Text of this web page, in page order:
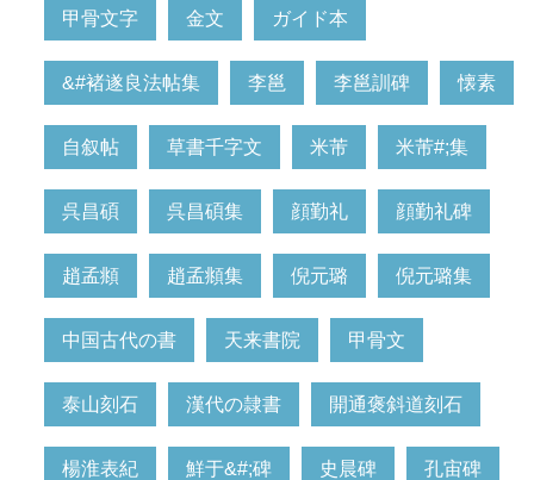
甲骨文字 金文 ガイド本
&#褚遂良法帖集 李邕 李邕訓碑 懐素
自叙帖 草書千字文 米芾 米芾#;集
呉昌碩 呉昌碩集 顔勤礼 顔勤礼碑
趙孟頫 趙孟頫集 倪元璐 倪元璐集
中国古代の書 天来書院 甲骨文
泰山刻石 漢代の隷書 開通褒斜道刻石
楊淮表紀 鮮于&#;碑 史晨碑 孔宙碑